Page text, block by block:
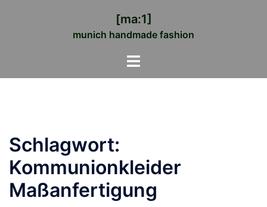
[ma:1]
munich handmade fashion
Menü
Schlagwort:
Kommunionkleider
Maßanfertigung